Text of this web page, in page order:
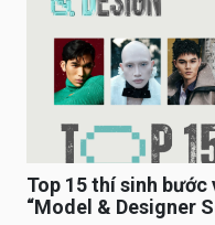
Top 15 thí sinh
“Model & Designer